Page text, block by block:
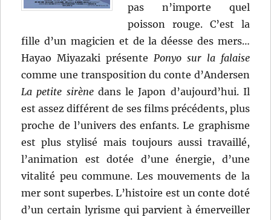
pas n’importe quel
poisson rouge. C’est la
fille d’un magicien et de la déesse des mers…
Hayao Miyazaki présente Ponyo sur la falaise
comme une transposition du conte d’Andersen
La petite sirènedans le Japon d’aujourd’hui. Il
est assez différent de ses films précédents, plus
proche de l’univers des enfants. Le graphisme
est plus stylisé mais toujours aussi travaillé,
l’animation est dotée d’une énergie, d’une
vitalité peu commune. Les mouvements de la
mer sont superbes. L’histoire est un conte doté
d’un certain lyrisme qui parvient à émerveiller